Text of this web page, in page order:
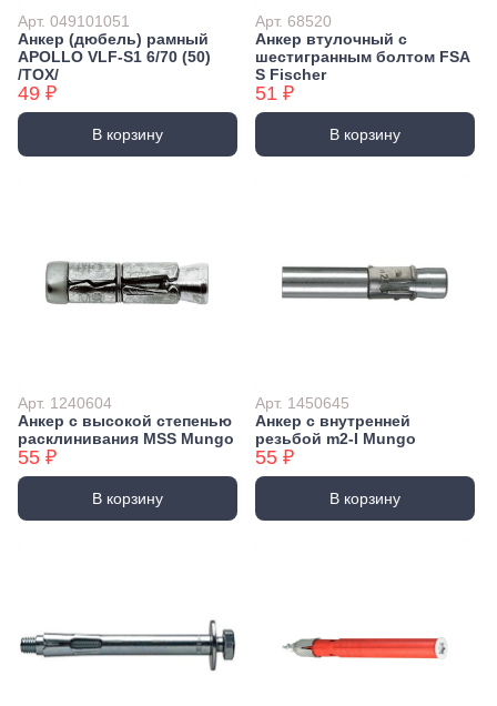
Арт. 049101051
Анкер (дюбель) рамный
APOLLO VLF-S1 6/70 (50)
/TOX/
49 ₽
В корзину
Арт. 68520
Анкер втулочный с
шестигранным болтом FSA
S Fischer
51 ₽
В корзину
Арт. 1240604
Анкер с высокой степенью
расклинивания MSS Mungo
55 ₽
В корзину
Арт. 1450645
Анкер с внутренней
резьбой m2-I Mungo
55 ₽
В корзину